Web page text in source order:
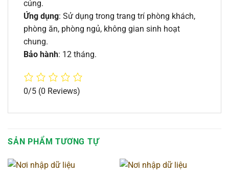
cúng.
Ứng dụng: Sử dụng trong trang trí phòng khách,
phòng ăn, phòng ngủ, không gian sinh hoạt
chung.
Bảo hành: 12 tháng.
0/5 (0 Reviews)
SẢN PHẨM TƯƠNG TỰ